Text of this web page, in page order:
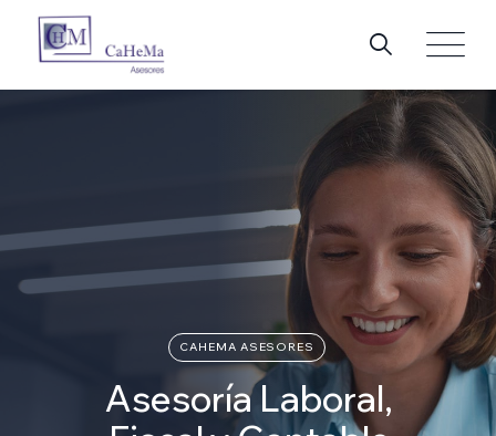
CAHEMA ASESORES
Asesoría Laboral,